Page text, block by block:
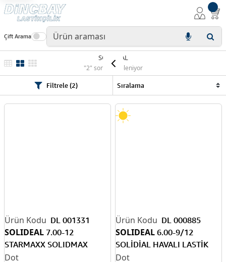
Çift Arama
SOLIDEAL
"2" sonuç listeleniyor
Filtrele (2)
DL 001331
SOLIDEAL 7.00-12
STARMAXX SOLIDMAX
SL634 DOLGU SEGMANLI
DL 000885
SOLIDEAL 6.00-9/12
SOLİDİAL HAVALI LASTİK
SET DOT 2017